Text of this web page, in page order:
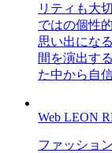
リティも大
ではの個性
思い出にな
間を演出す
た中から自
Web LEON
ファッショ